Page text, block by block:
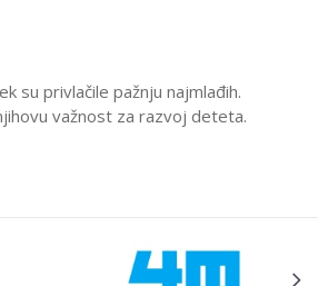
su privlačile pažnju najmlađih.
važnost za razvoj deteta.